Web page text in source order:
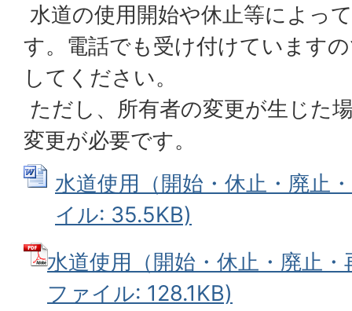
水道の使用開始や休止等によっ
す。電話でも受け付けています
してください。
ただし、所有者の変更が生じた
変更が必要です。
水道使用（開始・休止・廃止
イル: 35.5KB)
水道使用（開始・休止・廃止
ファイル: 128.1KB)